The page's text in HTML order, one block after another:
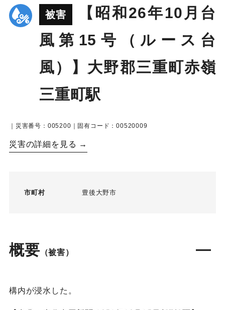
被害
【昭和26年10月台
風第15号（ルース台
風）】大野郡三重町赤嶺
三重町駅
｜災害番号：005200｜固有コード：00520009
災害の詳細を見る →
市町村 豊後大野市
概要 （被害）
構内が浸水した。